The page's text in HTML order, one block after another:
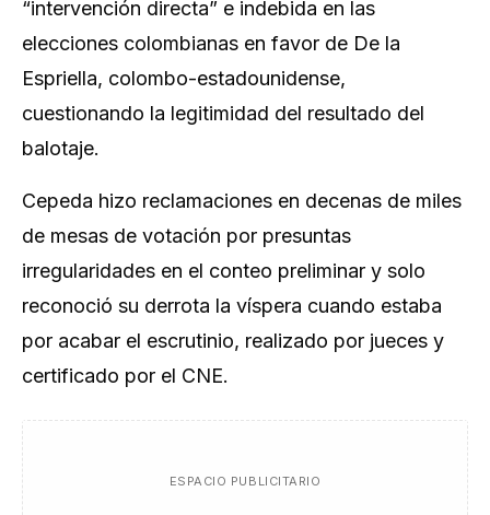
“intervención directa” e indebida en las
elecciones colombianas en favor de De la
Espriella, colombo-estadounidense,
cuestionando la legitimidad del resultado del
balotaje.
Cepeda hizo reclamaciones en decenas de miles
de mesas de votación por presuntas
irregularidades en el conteo preliminar y solo
reconoció su derrota la víspera cuando estaba
por acabar el escrutinio, realizado por jueces y
certificado por el CNE.
ESPACIO PUBLICITARIO